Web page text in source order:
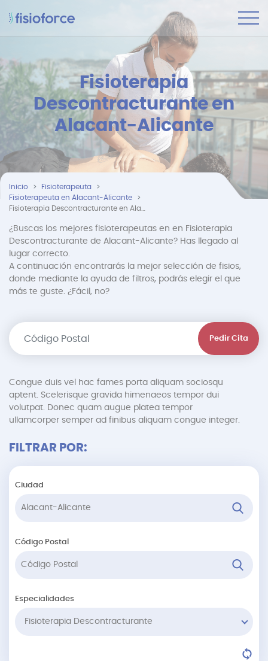
Fisioterapia
Descontracturante en
Alacant-Alicante
Inicio
Fisioterapeuta
Fisioterapeuta en Alacant-Alicante
¿Buscas los mejores fisioterapeutas en en Fisioterapia
Descontracturante de Alacant-Alicante? Has llegado al
lugar correcto.
A continuación encontrarás la mejor selección de fisios,
donde mediante la ayuda de filtros, podrás elegir el que
más te guste. ¿Fácil, no?
Pedir Cita
Congue duis vel hac fames porta aliquam sociosqu
aptent. Scelerisque gravida himenaeos tempor dui
volutpat. Donec quam augue platea tempor
ullamcorper semper ad finibus aliquam congue integer.
FILTRAR POR:
Ciudad
Código Postal
Especialidades
Fisioterapia Descontracturante